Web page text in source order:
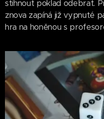
stihnout poklad odebrat.
znova zapíná již vypnuté
hra na honěnou s